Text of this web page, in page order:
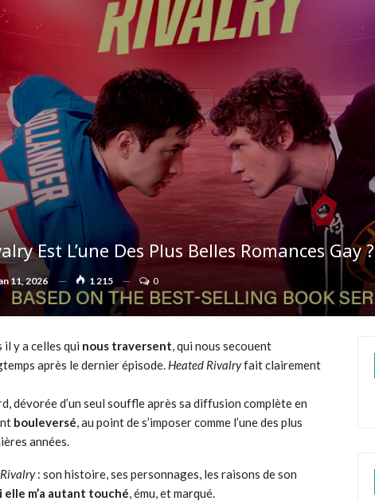
Est L’une Des Plus Belles Romances Gay ?
11, 2026 1 215 0
il y a celles qui nous traversent, qui nous secouent
après le dernier épisode. Heated Rivalryfait clairement
dévorée d’un seul souffle après sa diffusion complète en
bouleversé, au point de s’imposer comme l’une des plus
années.
: son histoire, ses personnages, les raisons de son
elle m’a autant touché, ému, et marqué.